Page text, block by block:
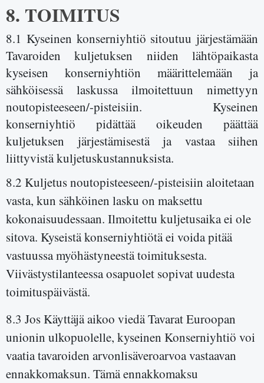
8. TOIMITUS
8.1 Kyseinen konserniyhtiö sitoutuu järjestämään
Tavaroiden kuljetuksen niiden lähtöpaikasta
kyseisen konserniyhtiön määrittelemään ja
sähköisessä laskussa ilmoitettuun nimettyyn
noutopisteeseen/-pisteisiin. Kyseinen
konserniyhtiö pidättää oikeuden päättää
kuljetuksen järjestämisestä ja vastaa siihen
liittyvistä kuljetuskustannuksista.
8.2 Kuljetus noutopisteeseen/-pisteisiin aloitetaan
vasta, kun sähköinen lasku on maksettu
kokonaisuudessaan. Ilmoitettu kuljetusaika ei ole
sitova. Kyseistä konserniyhtiötä ei voida pitää
vastuussa myöhästyneestä toimituksesta.
Viivästystilanteessa osapuolet sopivat uudesta
toimituspäivästä.
8.3 Jos Käyttäjä aikoo viedä Tavarat Euroopan
unionin ulkopuolelle, kyseinen Konserniyhtiö voi
vaatia tavaroiden arvonlisäveroarvoa vastaavan
ennakkomaksun. Tämä ennakkomaksu